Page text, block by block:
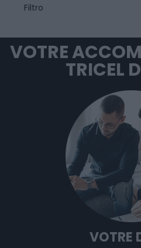
Filtro
VOTRE
TRICEL
VOTRE